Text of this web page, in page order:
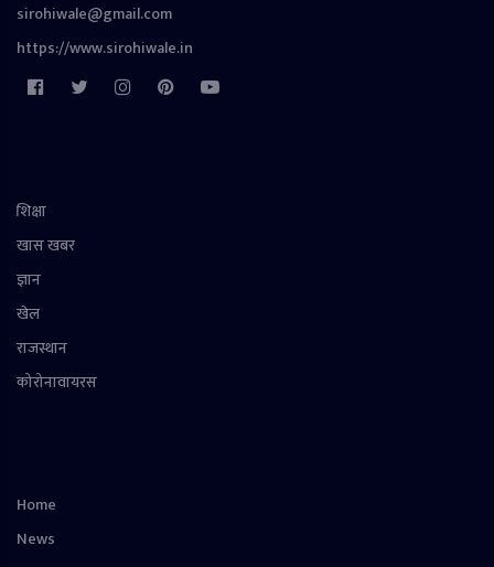
sirohiwale@gmail.com
https://www.sirohiwale.in
शिक्षा
खास खबर
ज्ञान
खेल
राजस्थान
कोरोनावायरस
Home
News